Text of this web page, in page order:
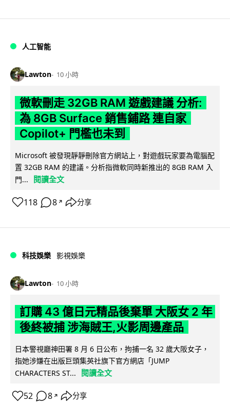
人工智能
Lawton 10 小時
微軟刪走 32GB RAM 遊戲建議 分析:
為 8GB Surface 銷售鋪路 連自家
Copilot+ 門檻也未到
Microsoft 被發現靜靜刪除官方網站上，對遊戲玩家要為電腦配
置 32GB RAM 的建議。分析指微軟同時新推出的 8GB RAM 入
門...
閱讀全文
118 8 ↗ 分享
科技娛樂 影視娛樂
Lawton 10 小時
訂購 43 億日元精品後棄單 大阪女 2 年
後終被捕 涉海賊王,火影周邊產品
日本警視廳神田署 8 月 6 日公布，拘捕一名 32 歲大阪女子，
指她涉嫌在出版巨頭集英社旗下官方網店「JUMP
CHARACTERS ST...
閱讀全文
52 8 ↗ 分享